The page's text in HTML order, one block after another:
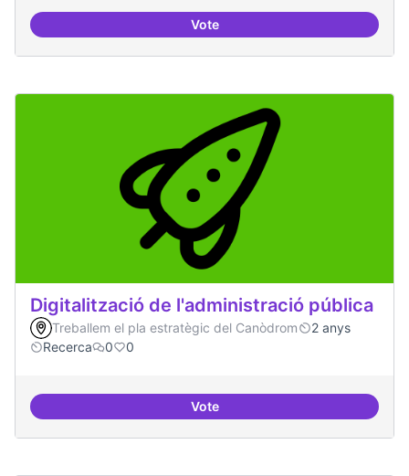
VoteDefinició del currículum del
Digitalització de l'administració pública
Treballem el pla estratègic del Canòdrom
2 anys
Recerca
0 0
VoteDigitalització de l'administració